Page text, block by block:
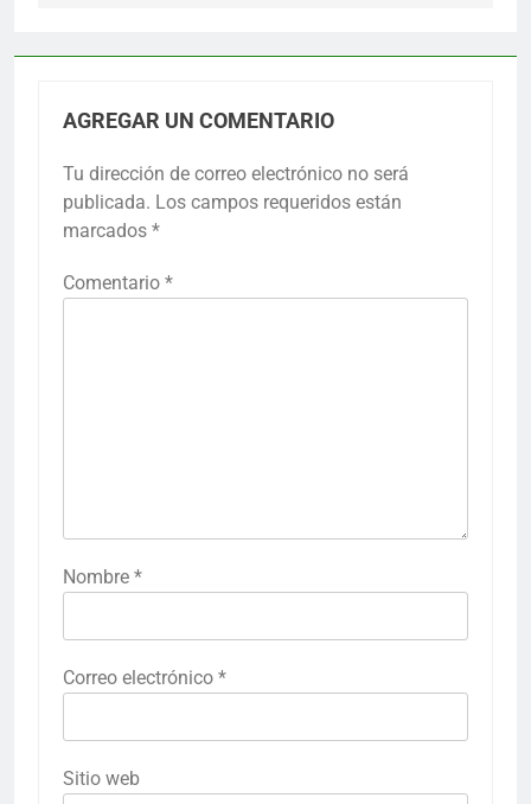
AGREGAR UN COMENTARIO
Tu dirección de correo electrónico no será
publicada. Los campos requeridos están
marcados *
Comentario *
Nombre *
Correo electrónico *
Sitio web